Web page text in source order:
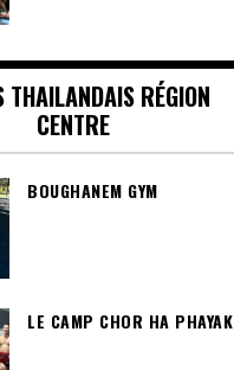
THAILANDAIS RÉGION
CENTRE
BOUGHANEM GYM
LE CAMP CHOR HA PHAYAK